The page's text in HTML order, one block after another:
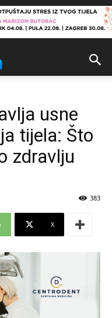
usne
tijela: Što
zdravlju
383
X